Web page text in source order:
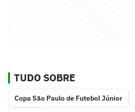
TUDO SOBRE
Copa São Paulo de Futebol Júnior